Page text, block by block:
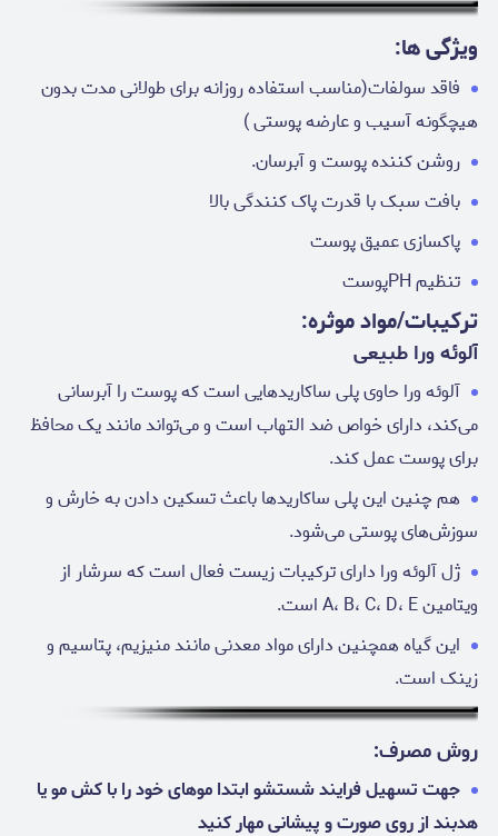
ویژگی ها:
فاقد سولفات(مناسب استفاده روزانه برای طولانی مدت بدون
هیچگونه آسیب و عارضه پوستی )
روشن کننده پوست و آبرسان.
بافت سبک با قدرت پاک کنندگی بالا
پاکسازی عمیق پوست
تنظیم PHپوست
ترکیبات/مواد موثره:
آلوئه ورا طبیعی
آلوئه ورا حاوی پلی ساکاریدهایی است که پوست را آبرسانی
می‌کند، دارای خواص ضد التهاب است و می‌تواند مانند یک محافظ
برای پوست عمل کند.
هم چنین این پلی ساکاریدها باعث تسکین دادن به خارش و
سوزش‌های پوستی می‌شود.
ژل آلوئه ورا دارای ترکیبات زیست فعال است که سرشار از
ویتامین A، B، C، D، E است.
این گیاه همچنین دارای مواد معدنی مانند منیزیم، پتاسیم و
زینک است.
روش مصرف:
جهت تسهیل فرایند شستشو ابتدا موهای خود را با کش مو یا
هدبند از روی صورت و پیشانی مهار کنید